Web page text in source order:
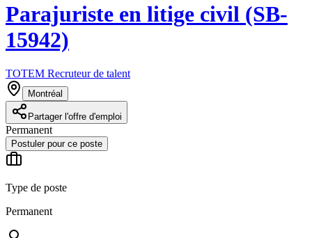
Parajuriste en litige civil (SB-
15942)
TOTEM Recruteur de talent
Montréal
Partager l'offre d'emploi
Permanent
Postuler pour ce poste
Type de poste
Permanent